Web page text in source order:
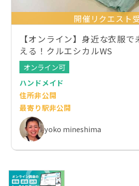
開催リクエスト
【オンライン】身近な衣服
える！クルエシカルWS
オンライン可
ハンドメイド
住所非公開
最寄り駅非公開
yoko mineshima